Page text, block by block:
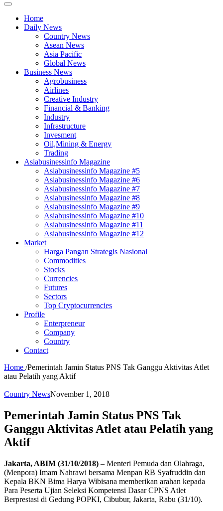
Home
Daily News
Country News
Asean News
Asia Pacific
Global News
Business News
Agrobusiness
Airlines
Creative Industry
Financial & Banking
Industry
Infrastructure
Invesment
Oil,Mining & Energy
Trading
Asiabusinessinfo Magazine
Asiabusinessinfo Magazine #5
Asiabusinessinfo Magazine #6
Asiabusinessinfo Magazine #7
Asiabusinessinfo Magazine #8
Asiabusinessinfo Magazine #9
Asiabusinessinfo Magazine #10
Asiabusinessinfo Magazine #11
Asiabusinessinfo Magazine #12
Market
Harga Pangan Strategis Nasional
Commodities
Stocks
Currencies
Futures
Sectors
Top Cryptocurrencies
Profile
Enterpreneur
Company
Country
Contact
Home /Pemerintah Jamin Status PNS Tak Ganggu Aktivitas Atlet
atau Pelatih yang Aktif
Country NewsNovember 1, 2018
Pemerintah Jamin Status PNS Tak
Ganggu Aktivitas Atlet atau Pelatih yang
Aktif
Jakarta, ABIM (31/10/2018) – Menteri Pemuda dan Olahraga,
(Menpora) Imam Nahrawi bersama Menpan RB Syafruddin dan
Kepala BKN Bima Harya Wibisana memberikan arahan kepada
Para Peserta Ujian Seleksi Kompetensi Dasar CPNS Atlet
Berprestasi di Gedung POPKI, Cibubur, Jakarta, Rabu (31/10).